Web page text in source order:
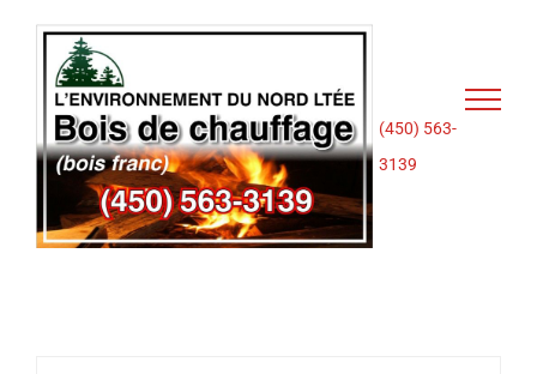
contenu
(450) 563-
3139